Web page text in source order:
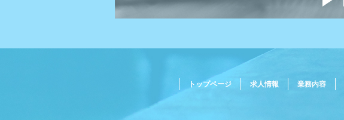
トップページ 求人情報 業務内容